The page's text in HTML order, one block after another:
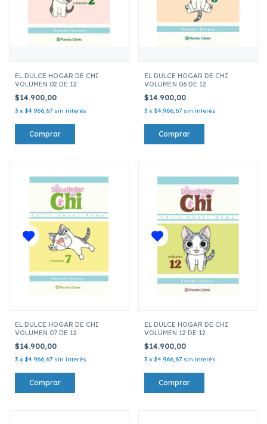
EL DULCE HOGAR DE CHI
VOLUMEN 02 DE 12
$14.900,00
3 x $4.966,67 sin interés
EL DULCE HOGAR DE CHI
VOLUMEN 06 DE 12
$14.900,00
3 x $4.966,67 sin interés
EL DULCE HOGAR DE CHI
VOLUMEN 07 DE 12
$14.900,00
3 x $4.966,67 sin interés
EL DULCE HOGAR DE CHI
VOLUMEN 12 DE 12
$14.900,00
3 x $4.966,67 sin interés